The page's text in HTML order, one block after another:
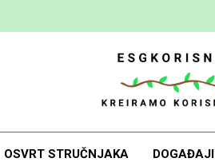
Korisno
Priče
OSVRT STRUČNJAKA DOGAĐAJI